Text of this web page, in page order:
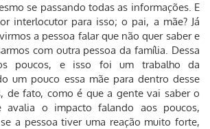
se passando todas as informações. E
interlocutor para isso; o pai, a mãe? Já
a pessoa falar que não quer saber e
com outra pessoa da família. Dessa
poucos, e isso foi um trabalho da
um pouco essa mãe para dentro desse
de fato, como é que a gente vai saber o
avalia o impacto falando aos poucos,
a pessoa tiver uma reação muito forte,